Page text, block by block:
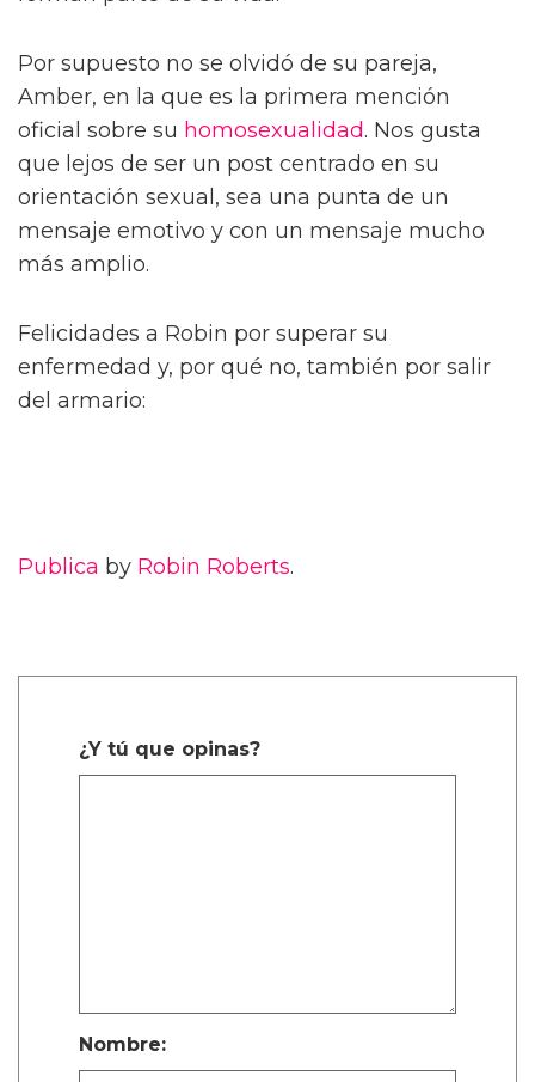
Por supuesto no se olvidó de su pareja,
Amber, en la que es la primera mención
oficial sobre su homosexualidad. Nos gusta
que lejos de ser un post centrado en su
orientación sexual, sea una punta de un
mensaje emotivo y con un mensaje mucho
más amplio.
Felicidades a Robin por superar su
enfermedad y, por qué no, también por salir
del armario:
Publica by Robin Roberts.
¿Y tú que opinas?
Nombre: